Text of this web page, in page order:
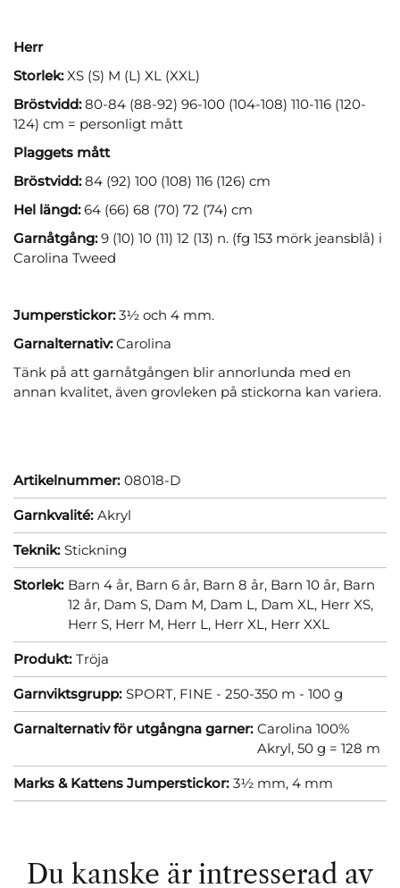
Herr
Storlek:XS (S) M (L) XL (XXL)
Bröstvidd:80-84 (88-92) 96-100 (104-108) 110-116 (120-
124) cm = personligt mått
Plaggets mått
Bröstvidd:84 (92) 100 (108) 116 (126) cm
Hel längd:64 (66) 68 (70) 72 (74) cm
Garnåtgång:9 (10) 10 (11) 12 (13) n. (fg 153 mörk jeansblå) i
Carolina Tweed
Jumperstickor:3½ och 4 mm.
Garnalternativ:Carolina
Tänk på att garnåtgången blir annorlunda med en
annan kvalitet, även grovleken på stickorna kan variera.
Artikelnummer: 08018-D
Garnkvalité: Akryl
Teknik: Stickning
Storlek: Barn 4 år, Barn 6 år, Barn 8 år, Barn 10 år, Barn
12 år, Dam S, Dam M, Dam L, Dam XL, Herr XS,
Herr S, Herr M, Herr L, Herr XL, Herr XXL
Produkt: Tröja
Garnviktsgrupp: SPORT, FINE - 250-350 m - 100 g
Garnalternativ för utgångna garner: Carolina 100%
Akryl, 50 g = 128 m
Marks & Kattens Jumperstickor: 3½ mm, 4 mm
Du kanske är intresserad av